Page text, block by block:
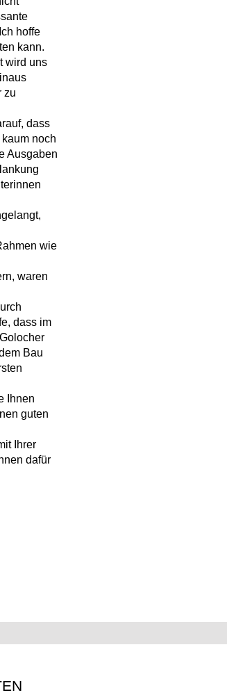
hoffe
kann.
wird uns
zu
dass
noch
Ausgaben
wie
waren
dass im
Bau
Ihnen
guten
Ihrer
dafür